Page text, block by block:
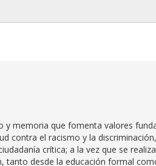
y memoria que fomenta valores
contra el racismo y la
crítica; a la vez que se
tanto desde la educación formal